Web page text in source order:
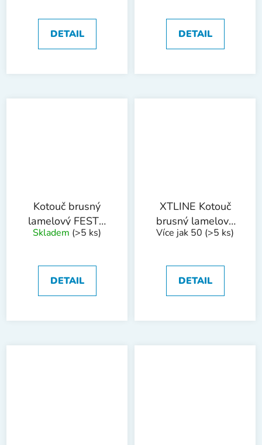
DETAIL DETAIL
Kotouč brusný
lamelový FESTA
150 P100
Skladem (>5 ks)
DETAIL
XTLINE Kotouč
brusný lamelový
korund | 115 mm
Více jak 50 (>5 ks)
DETAIL